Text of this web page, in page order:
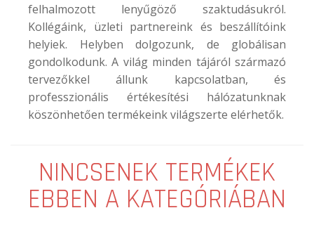
felhalmozott lenyűgöző szaktudásukról.
Kollégáink, üzleti partnereink és beszállítóink
helyiek. Helyben dolgozunk, de globálisan
gondolkodunk. A világ minden tájáról származó
tervezőkkel állunk kapcsolatban, és
professzionális értékesítési hálózatunknak
köszönhetően termékeink világszerte elérhetők.
NINCSENEK TERMÉKEK
EBBEN A KATEGÓRIÁBAN